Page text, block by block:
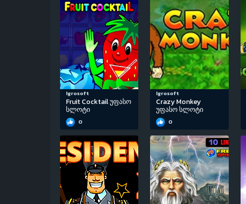
Igrosoft
Fruit Cocktail უფასო
სლოტი
0
Igrosoft
Crazy Monkey
უფასო სლოტი
0